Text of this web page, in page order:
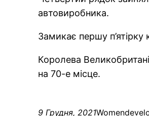
автовиробника.
Замикає першу
Королева
на 70-е місце.
9 Грудня, 2021